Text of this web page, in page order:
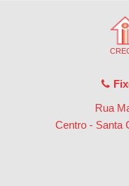
Rua
Centro - Santa